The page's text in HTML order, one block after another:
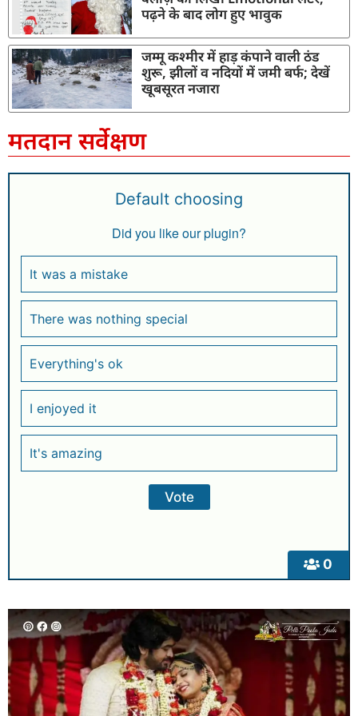
पढ़ने के बाद लोग हुए भावुक
जम्मू कश्मीर में हाड़ कंपाने वाली ठंड
शुरू, झीलों व नदियों में जमी बर्फ; देखें
खूबसूरत नजारा
मतदान सर्वेक्षण
0
Default choosing
Did you like our plugin?
It was a mistake
There was nothing special
Everything's ok
I enjoyed it
It's amazing